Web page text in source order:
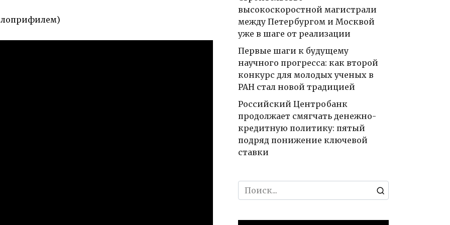
высокоскоростной магистрали
между Петербургом и Москвой
уже в шаге от реализации
Первые шаги к будущему
научного прогресса: как второй
конкурс для молодых ученых в
РАН стал новой традицией
Российский Центробанк
продолжает смягчать денежно-
кредитную политику: пятый
подряд понижение ключевой
ставки
Search
for: